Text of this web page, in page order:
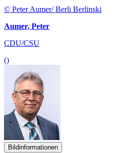
© Peter Aumer/ Berli Berlinski
Aumer, Peter
CDU/CSU
()
Bildinformationen